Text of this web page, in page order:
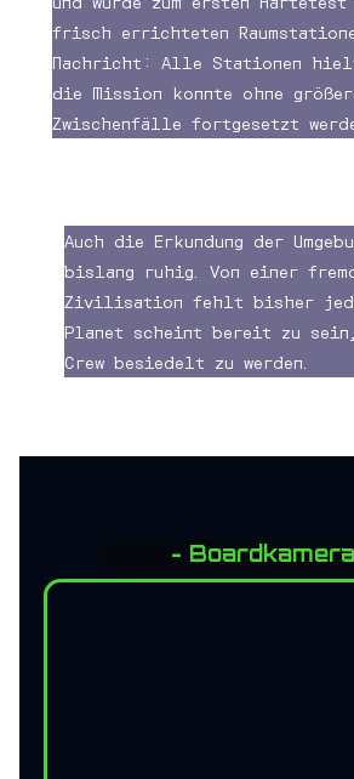
frisch errichteten
Nachricht: Alle Stationen
die Mission konnte ohne
Zwischenfälle fortgesetzt
Auch die Erkundung der
bislang ruhig. Von einer
Zivilisation fehlt bisher
Planet scheint bereit zu
Crew besiedelt zu werden.
-